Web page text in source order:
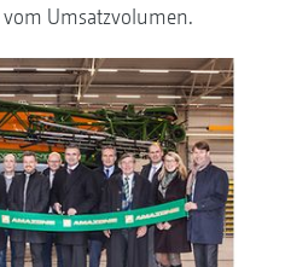
Umsatzvolumen.